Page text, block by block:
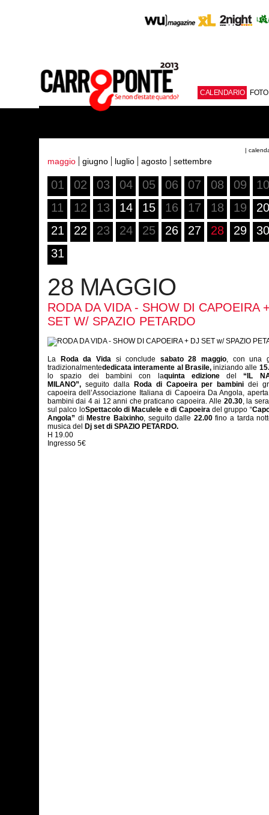
CALENDARIO FOTO
|
maggio giugno luglio agosto settembre
01 02 03 04 05 06 07 08 09
10
11
12 13 14 15 16 17 18 19
20
21
22 23 24 25 26 27 28 29
30
31
28 MAGGIO
RODA DA VIDA - SHOW DI CAPOEIRA
SET W/ SPAZIO PETARDO
La Roda da Vidasi conclude sabato 28 maggio, con una
tradizionalmentededicata interamente al Brasile,iniziando alle
lo spazio dei bambini con laquinta edizionedel
“IL
MILANO”, seguito dalla Roda di Capoeira per bambini dei
capoeira dell’Associazione Italiana di Capoeira Da Angola,
bambini dai 4 ai 12 anni che praticano capoeira. Alle 20.30, la
sul palco loSpettacolo di Maculele e di Capoeiradel gruppo “
Angola” di Mestre Baixinho, seguito dalle 22.00fino a tarda
musica del
Dj set di SPAZIO PETARDO.
H 19.00
Ingresso 5€